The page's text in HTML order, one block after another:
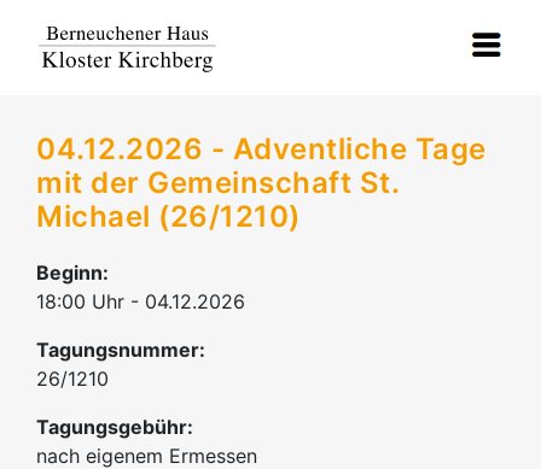
04.12.2026 - Adventliche Tage
mit der Gemeinschaft St.
Michael (26/1210)
Beginn:
18:00 Uhr - 04.12.2026
Tagungsnummer:
26/1210
Tagungsgebühr:
nach eigenem Ermessen